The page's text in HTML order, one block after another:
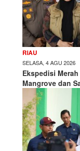
RIAU
SELASA, 4 AGU 2026
Ekspedisi
Mangrove dan